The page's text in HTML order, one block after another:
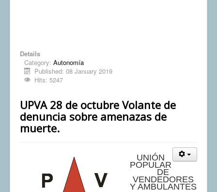
Details
Category: Autonomía
Published: 08 January 2019
Hits: 5247
UPVA 28 de octubre Volante de
denuncia sobre amenazas de
muerte.
UNIÓN
POPULAR
DE
VENDEDORES
Y AMBULANTES